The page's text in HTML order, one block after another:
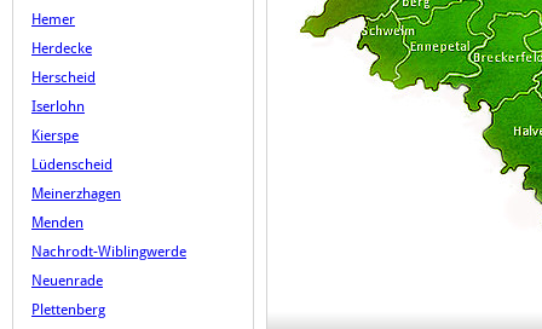
Hemer
Herdecke
Herscheid
Iserlohn
Kierspe
Lüdenscheid
Meinerzhagen
Menden
Nachrodt-Wiblingwerde
Neuenrade
Plettenberg